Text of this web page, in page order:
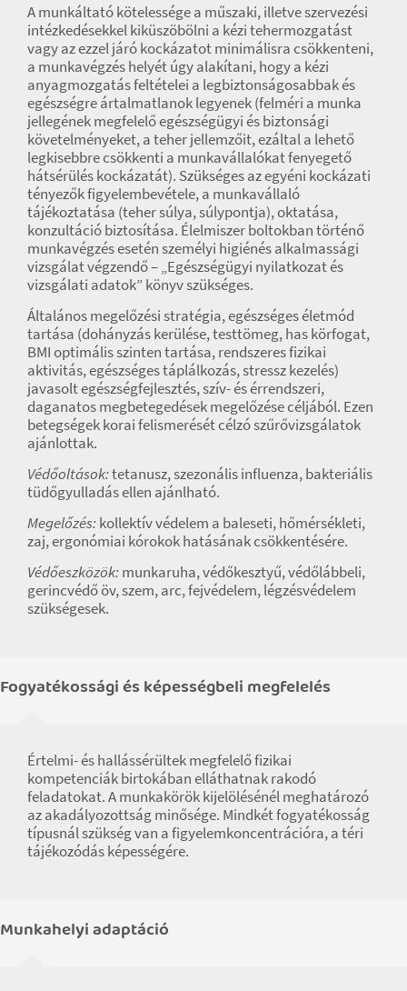
A munkáltató kötelessége a műszaki, illetve szervezési
intézkedésekkel kiküszöbölni a kézi tehermozgatást
vagy az ezzel járó kockázatot minimálisra csökkenteni,
a munkavégzés helyét úgy alakítani, hogy a kézi
anyagmozgatás feltételei a legbiztonságosabbak és
egészségre ártalmatlanok legyenek (felméri a munka
jellegének megfelelő egészségügyi és biztonsági
követelményeket, a teher jellemzőit, ezáltal a lehető
legkisebbre csökkenti a munkavállalókat fenyegető
hátsérülés kockázatát). Szükséges az egyéni kockázati
tényezők figyelembevétele, a munkavállaló
tájékoztatása (teher súlya, súlypontja), oktatása,
konzultáció biztosítása. Élelmiszer boltokban történő
munkavégzés esetén személyi higiénés alkalmassági
vizsgálat végzendő – „Egészségügyi nyilatkozat és
vizsgálati adatok” könyv szükséges.
Általános megelőzési stratégia, egészséges életmód
tartása (dohányzás kerülése, testtömeg, has körfogat,
BMI optimális szinten tartása, rendszeres fizikai
aktivitás, egészséges táplálkozás, stressz kezelés)
javasolt egészségfejlesztés, szív- és érrendszeri,
daganatos megbetegedések megelőzése céljából. Ezen
betegségek korai felismerését célzó szűrővizsgálatok
ajánlottak.
Védőoltások:tetanusz, szezonális influenza, bakteriális
tüdőgyulladás ellen ajánlható.
Megelőzés:kollektív védelem a baleseti, hőmérsékleti,
zaj, ergonómiai kórokok hatásának csökkentésére.
Védőeszközök:munkaruha, védőkesztyű, védőlábbeli,
gerincvédő öv, szem, arc, fejvédelem, légzésvédelem
szükségesek.
Fogyatékossági és képességbeli megfelelés
Értelmi- és hallássérültek megfelelő fizikai
kompetenciák birtokában elláthatnak rakodó
feladatokat. A munkakörök kijelölésénél meghatározó
az akadályozottság minősége. Mindkét fogyatékosság
típusnál szükség van a figyelemkoncentrációra, a téri
tájékozódás képességére.
Munkahelyi adaptáció